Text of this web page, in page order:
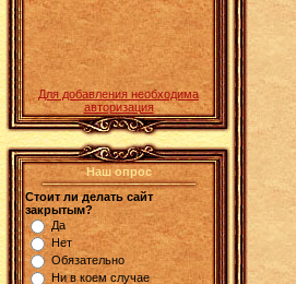
Для добавления необходима
авторизация
Наш опрос
Стоит ли делать сайт
закрытым?
Да
Нет
Обязательно
Ни в коем случае